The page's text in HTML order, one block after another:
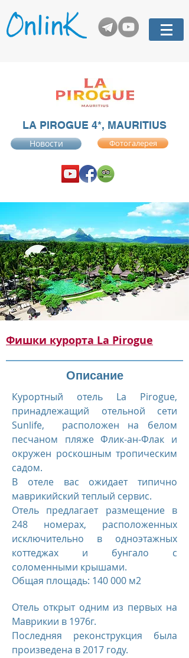
LA PIROGUE 4*, MAURITIUS
Новости Фотогалерея
Фишки курорта La Pirogue
Описание
Курортный отель La Pirogue,
принадлежащий отельной сети
Sunlife, расположен на белом
песчаном пляже Флик-ан-Флак и
окружен роскошным тропическим
садом.
В отеле вас ожидает типично
маврикийский теплый сервис.
Отель предлагает размещение в
248 номерах, расположенных
исключительно в одноэтажных
коттеджах и бунгало с
соломенными крышами.
Общая площадь: 140 000 м2
Отель открыт одним из первых на
Маврикии в 1976г.
Последняя реконструкция была
произведена в 2017 году.